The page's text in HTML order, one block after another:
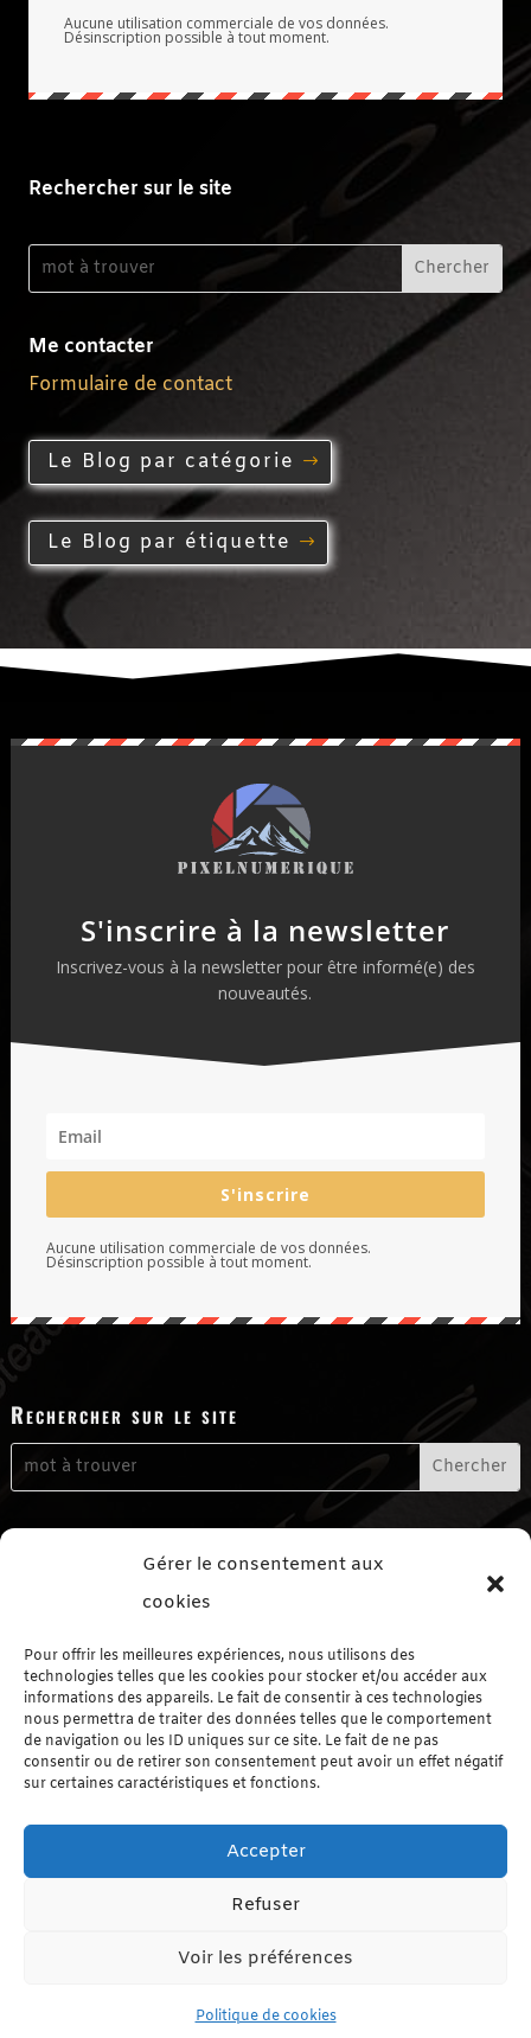
Gérer le consentement aux
cookies
Pour offrir les meilleures expériences, nous utilisons des
technologies telles que les cookies pour stocker et/ou accéder aux
informations des appareils. Le fait de consentir à ces technologies
nous permettra de traiter des données telles que le comportement
de navigation ou les ID uniques sur ce site. Le fait de ne pas
consentir ou de retirer son consentement peut avoir un effet négatif
sur certaines caractéristiques et fonctions.
Accepter
Refuser
Voir les préférences
Politique de cookies
Aucune utilisation commerciale de vos données.
Désinscription possible à tout moment.
Rechercher sur le site
Me contacter
Formulaire de contact
Le Blog par catégorie
Le Blog par étiquette
S'inscrire à la newsletter
Inscrivez-vous à la newsletter pour être informé(e) des
nouveautés.
S'inscrire
Aucune utilisation commerciale de vos données.
Désinscription possible à tout moment.
Rechercher sur le site
Me suivre sur les réseaux sociaux
Le Blog par Catégorie
(c) Tous droits réservés Cédric FOCKEU